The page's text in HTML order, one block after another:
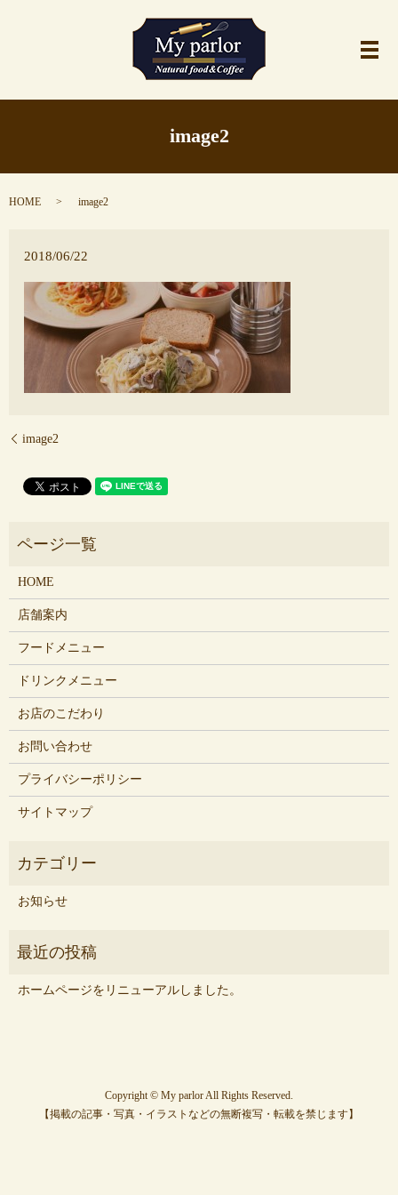
メ
image2
HOME image2
2018/06/22
image2
HOME
店舗案内
フードメニュー
ドリンクメニュー
お店のこだわり
お問い合わせ
プライバシーポリシー
サイトマップ
お知らせ
ホームページをリニューアルしました。
Copyright © My parlor All Rights Reserved.
【掲載の記事・写真・イラストなどの無断複写・転載を禁じます】